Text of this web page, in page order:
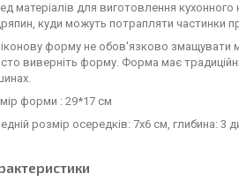
матеріалів для виготовлення кухонного
куди можуть потрапляти частинки
форму не обов'язково змащувати
виверніть форму. Форма має
форми : 29*17 см
розмір осередків: 7х6 см, глибина: 3